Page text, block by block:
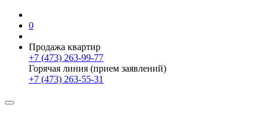
0
Продажа квартир
+7 (473) 263-99-77
Горячая линия (прием заявлений)
+7 (473) 263-55-31